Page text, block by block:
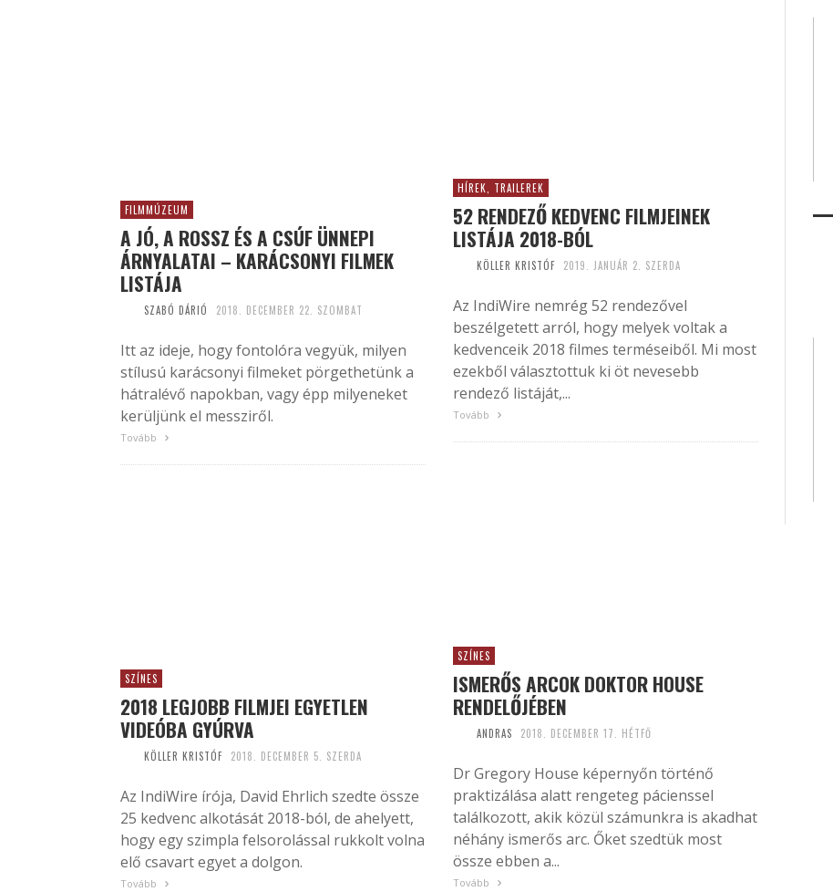
HÍREK, TRAILEREK
52 RENDEZŐ KEDVENC FILMJEINEK
LISTÁJA 2018-BÓL
KÖLLER KRISTÓF 2019. JANUÁR 2. SZERDA
Az IndiWire nemrég 52 rendezővel
beszélgetett arról, hogy melyek voltak a
kedvenceik 2018 filmes terméseiből. Mi most
ezekből választottuk ki öt nevesebb
rendező listáját,...
Tovább
FILMMÚZEUM
A JÓ, A ROSSZ ÉS A CSÚF ÜNNEPI
ÁRNYALATAI – KARÁCSONYI FILMEK
LISTÁJA
SZABÓ DÁRIÓ 2018. DECEMBER 22. SZOMBAT
Itt az ideje, hogy fontolóra vegyük, milyen
stílusú karácsonyi filmeket pörgethetünk a
hátralévő napokban, vagy épp milyeneket
kerüljünk el messziről.
Tovább
SZÍNES
ISMERŐS ARCOK DOKTOR HOUSE
RENDELŐJÉBEN
ANDRAS 2018. DECEMBER 17. HÉTFŐ
Dr Gregory House képernyőn történő
praktizálása alatt rengeteg pácienssel
találkozott, akik közül számunkra is akadhat
néhány ismerős arc. Őket szedtük most
össze ebben a...
Tovább
SZÍNES
2018 LEGJOBB FILMJEI EGYETLEN
VIDEÓBA GYÚRVA
KÖLLER KRISTÓF 2018. DECEMBER 5. SZERDA
Az IndiWire írója, David Ehrlich szedte össze
25 kedvenc alkotását 2018-ból, de ahelyett,
hogy egy szimpla felsorolással rukkolt volna
elő csavart egyet a dolgon.
Tovább